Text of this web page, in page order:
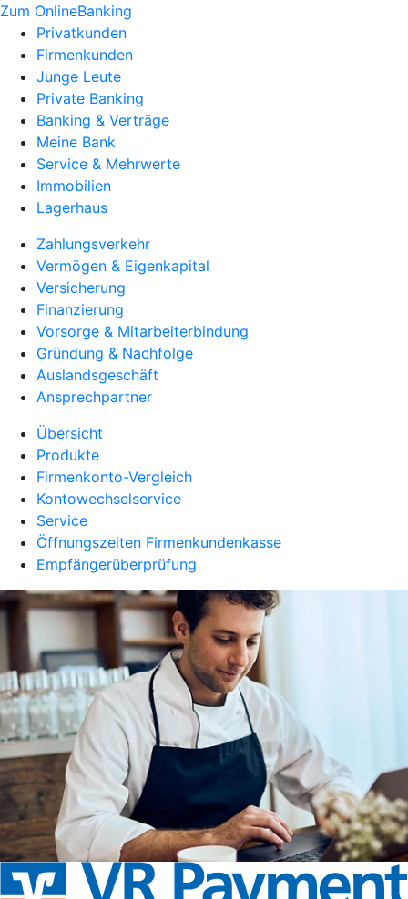
Zum OnlineBanking
Privatkunden
Firmenkunden
Junge Leute
Private Banking
Banking & Verträge
Meine Bank
Service & Mehrwerte
Immobilien
Lagerhaus
Zahlungsverkehr
Vermögen & Eigenkapital
Versicherung
Finanzierung
Vorsorge & Mitarbeiterbindung
Gründung & Nachfolge
Auslandsgeschäft
Ansprechpartner
Übersicht
Produkte
Firmenkonto-Vergleich
Kontowechselservice
Service
Öffnungszeiten Firmenkundenkasse
Empfängerüberprüfung